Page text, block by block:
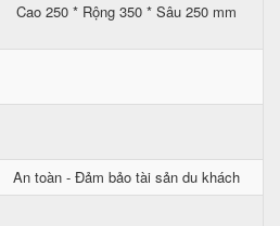
Cao 250 * Rộng 350 * Sâu 250 mm
An toàn - Đảm bảo tài sản du khách